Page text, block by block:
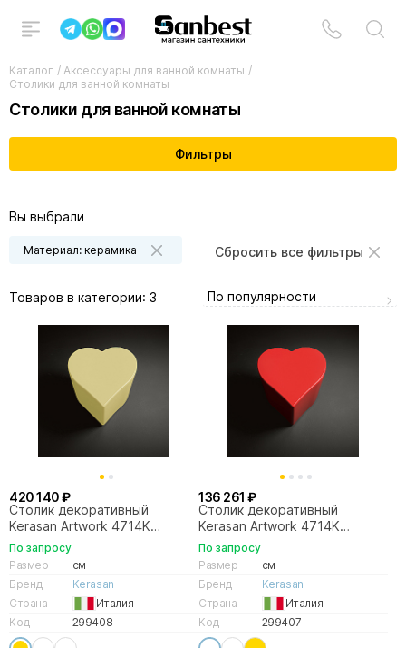
Каталог / Аксессуары для ванной комнаты /
Столики для ванной комнаты
Столики для ванной комнаты
Фильтры
Вы выбрали
Материал: керамика Сбросить все фильтры
Товаров в категории: 3 По популярности
420 140 ₽
Столик декоративный
Kerasan Artwork 4714K
Золото
По запросу
Размер
см
Бренд
Kerasan
Страна
Италия
Код
299408
136 261 ₽
Столик декоративный
Kerasan Artwork 4714K
Красный
По запросу
Размер
см
Бренд
Kerasan
Страна
Италия
Код
299407